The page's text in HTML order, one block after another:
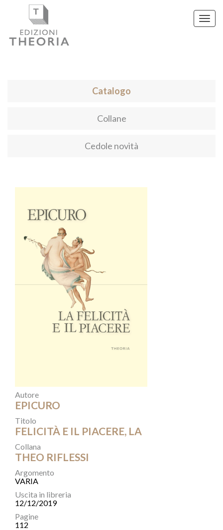
Catalogo
Collane
Cedole novità
Autore
EPICURO
Titolo
FELICITÀ E IL PIACERE, LA
Collana
THEO RIFLESSI
Argomento
VARIA
Uscita in libreria
12/12/2019
Pagine
112